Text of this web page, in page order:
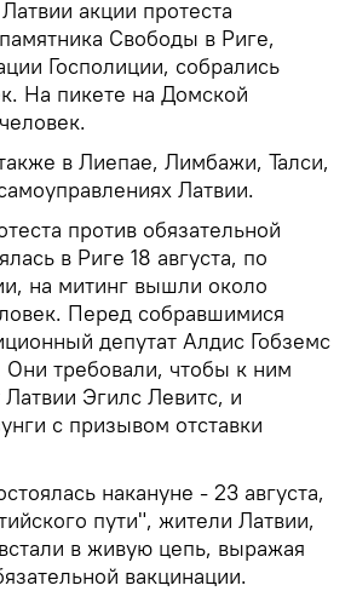
акции протеста
Свободы в Риге,
Госполиции, собрались
На пикете на Домской
в Лиепае, Лимбажи, Талси,
Латвии.
против обязательной
в Риге 18 августа, по
на митинг вышли около
Перед собравшимися
депутат Алдис Гобземс
Они требовали, чтобы к ним
Эгилс Левитс, и
с призывом отставки
накануне - 23 августа,
пути", жители Латвии,
в живую цепь, выражая
вакцинации.